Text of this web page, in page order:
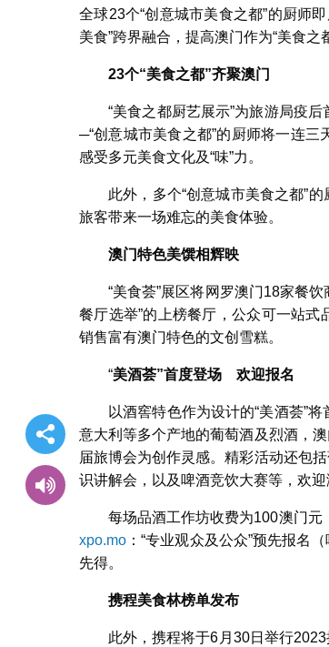
全球23个“创意城市美食之都”的厨师
美食”跨界融合，提高澳门作为“美食之
23个“美食之都”齐聚澳门
“美食之都厨艺展示”为旅游局疫
─“创意城市美食之都”的厨师将一连
感受多元美食文化及“味”力。
此外，多个“创意城市美食之都”
旅客带来一场难忘的美食体验。
澳门特色美馔相辉映
“美食荟”展区将网罗澳门18家餐
餐厅选举”的上榜餐厅，公众可一站
销售富有澳门特色的文创雪糕。
“美酒荟”首度登场 欢迎报名
以酒窖特色作为设计的“美酒荟”
意大利等多个产地的葡萄酒及烈酒，
届旅博会为创作灵感。精彩活动还包
识讲解会，以及啤酒竞饮大赛等，欢迎
每场品酒工作坊收费为100澳门
xpo.mo ：“专业观众及公众”预先报名
先得。
携程美食林榜单发布
此外，携程将于6月30日举行